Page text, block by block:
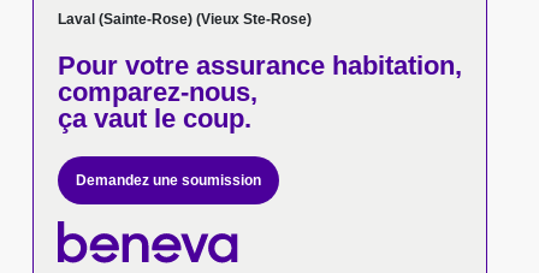
Laval (Sainte-Rose) (Vieux Ste-Rose)
Pour votreassurance habitation,
comparez-nous,
ça vaut le coup.
Demandez une soumission